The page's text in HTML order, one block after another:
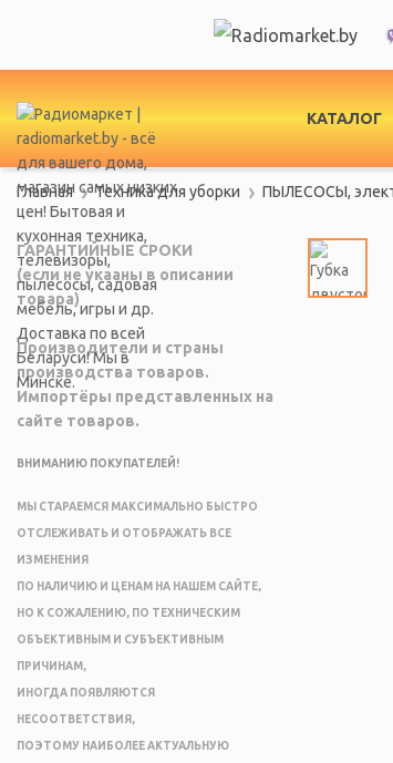
КАТАЛОГ
Главная Техника для уборки ПЫЛЕСОСЫ,
ГАРАНТИЙНЫЕ СРОКИ
(если не укааны в описании
товара)
Производители и страны
производства товаров.
Импортёры представленных на
сайте товаров.
ВНИМАНИЮ ПОКУПАТЕЛЕЙ!
МЫ СТАРАЕМСЯ МАКСИМАЛЬНО БЫСТРО
ОТСЛЕЖИВАТЬ И ОТОБРАЖАТЬ ВСЕ
ИЗМЕНЕНИЯ
ПО НАЛИЧИЮ И ЦЕНАМ НА НАШЕМ САЙТЕ,
НО К СОЖАЛЕНИЮ, ПО ТЕХНИЧЕСКИМ
ОБЪЕКТИВНЫМ И СУБЪЕКТИВНЫМ
ПРИЧИНАМ,
ИНОГДА ПОЯВЛЯЮТСЯ
НЕСООТВЕТСТВИЯ,
ПОЭТОМУ НАИБОЛЕЕ АКТУАЛЬНУЮ